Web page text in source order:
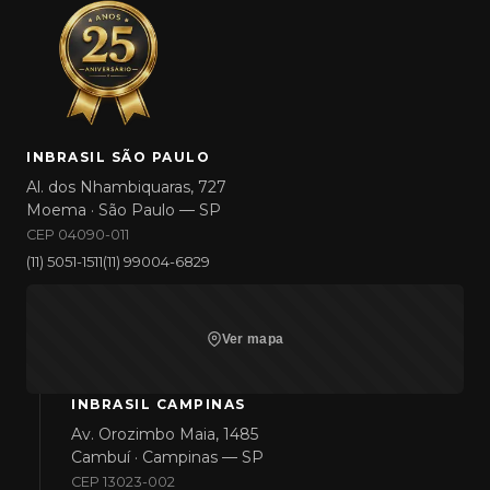
INBRASIL SÃO PAULO
Al. dos Nhambiquaras, 727
Moema · São Paulo — SP
CEP 04090-011
(11) 5051-1511(11) 99004-6829
Ver mapa
INBRASIL CAMPINAS
Av. Orozimbo Maia, 1485
Cambuí · Campinas — SP
CEP 13023-002